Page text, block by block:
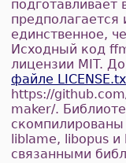
подготавливает
предполагается
единственное,
Исходный код
лицензии MIT.
файле
https://
maker/.
liblame, libopus
связанными